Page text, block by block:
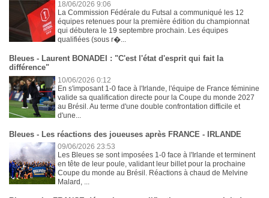
18/06/2026 9:06
La Commission Fédérale du Futsal a communiqué les 12
équipes retenues pour la première édition du championnat
qui débutera le 19 septembre prochain. Les équipes
qualifiées (sous r�...
Bleues - Laurent BONADEI : "C'est l'état d'esprit qui fait la
différence"
10/06/2026 0:12
En s'imposant 1-0 face à l'Irlande, l'équipe de France féminine
valide sa qualification directe pour la Coupe du monde 2027
au Brésil. Au terme d'une double confrontation difficile et
d'une...
Bleues - Les réactions des joueuses après FRANCE - IRLANDE
09/06/2026 23:53
Les Bleues se sont imposées 1-0 face à l'Irlande et terminent
en tête de leur poule, validant leur billet pour la prochaine
Coupe du monde au Brésil. Réactions à chaud de Melvine
Malard, ...